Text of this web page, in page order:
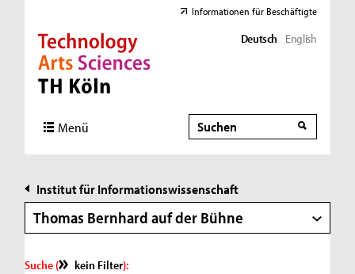
Direkt zur Hauptnavigation
Direkt zur Subnavigation
Direkt zum Inhalt
Direkt zum Fußbereich
Informationen für Beschäftigte
Deutsch English
Menü Suche
Suche
Institut für Informationswissenschaft
Thomas Bernhard auf der Bühne
Suche ( kein Filter):